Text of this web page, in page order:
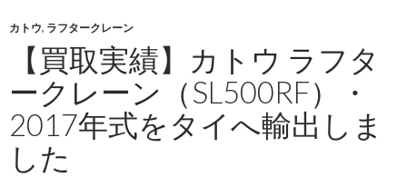
ル
タ
へ
輸
出
カトウ, ラフタークレーン
【買取実績】カトウ ラフタ
ークレーン（SL500RF）・
2017年式をタイへ輸出しま
した